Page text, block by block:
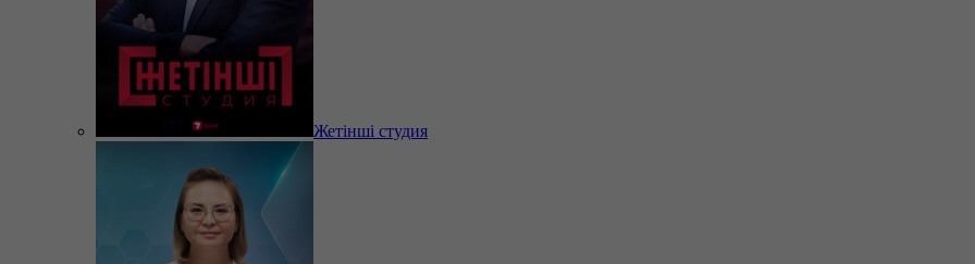
Жетінші студия